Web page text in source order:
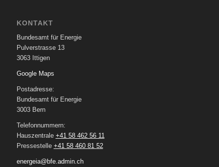
KONTAKT
Bundesamt für Energie
Pulverstrasse 13
3063 Ittigen
Google Maps
Postadresse:
Bundesamt für Energie
3003 Bern
Telefonnummern:
Hauszentrale +41 58 462 56 11
Pressestelle +41 58 460 81 52
energeia@bfe.admin.ch